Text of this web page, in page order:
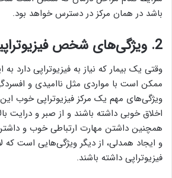
باشد در همان مرکز در دسترس خواهد بود.
2. ویژگی‌های شخص فیزیوتراپیست
وقتی یک بیمار که نیاز به فیزیوتراپی دارد
ممکن است با مواردی مثل ناامیدی و
ویژگی‌های مهم یک مرکز فیزیوتراپی خوب
اخلاق خوبی داشته باشند و از صبر و درایت
همچنین داشتن مهارت ارتباطی خوب و داشتن
و ایجاد همدلی، از دیگر ویژگی‌هایی است که
فیزیوتراپی داشته باشند.